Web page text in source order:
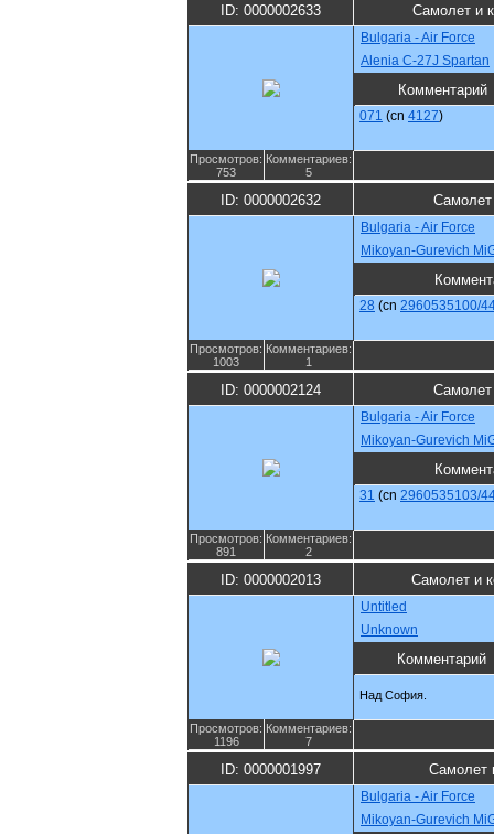
ID: 0000002633 Самолет и
Bulgaria - Air Force
Alenia C-27J Spartan
Комментарий
071 (cn 4127)
Просмотров:
753
Комментариев:
5
ID: 0000002632 Самолет
Bulgaria - Air Force
Mikoyan-Gurevich
28 (cn 2960535100/
Просмотров:
1003
Комментариев:
1
ID: 0000002124 Самолет
Bulgaria - Air Force
Mikoyan-Gurevich
31 (cn 2960535103/
Просмотров:
891
Комментариев:
2
ID: 0000002013 Самолет и
Untitled
Unknown
Комментарий
Над София.
Просмотров:
1196
Комментариев:
7
ID: 0000001997 Самолет
Bulgaria - Air Force
Mikoyan-Gurevich